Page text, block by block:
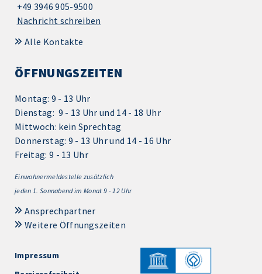
+49 3946 905-9500
Nachricht schreiben
Alle Kontakte
ÖFFNUNGSZEITEN
Montag: 9 - 13 Uhr
Dienstag: 9 - 13 Uhr und 14 - 18 Uhr
Mittwoch: kein Sprechtag
Donnerstag: 9 - 13 Uhr und 14 - 16 Uhr
Freitag: 9 - 13 Uhr
Einwohnermeldestelle zusätzlich
jeden 1. Sonnabend im Monat 9 - 12 Uhr
Ansprechpartner
Weitere Öffnungszeiten
Impressum